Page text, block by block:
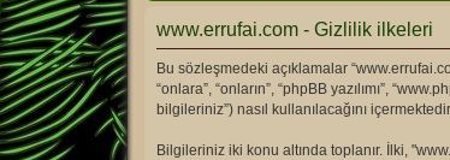
www.errufai.com - Gizlilik ilkeleri
Bu sözleşmedeki açıklamalar
“onlara”, “onların”, “phpBB yazılımı”,
bilgileriniz”) nasıl kullanılacağını içermektedir.
Bilgileriniz iki konu altında toplanır. İlki,